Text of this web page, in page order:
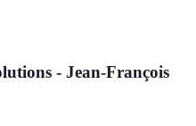
- Jean-François